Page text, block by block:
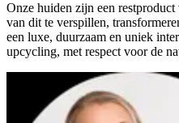
Onze huiden zijn een
van dit te verspillen,
een luxe, duurzaam en uniek
upcycling, met respect voor de